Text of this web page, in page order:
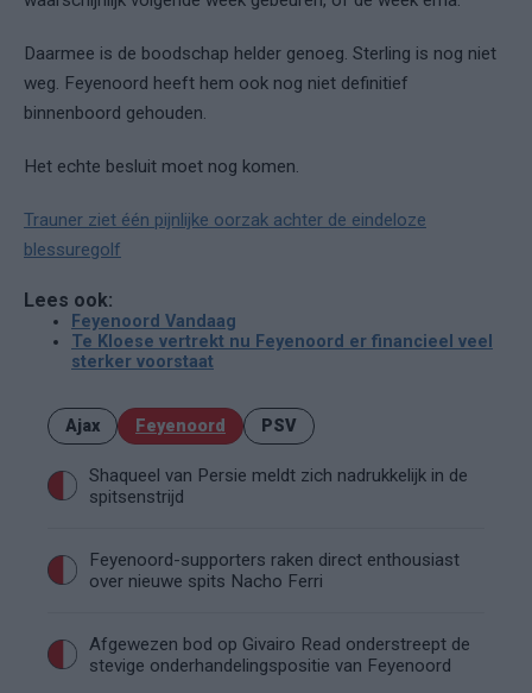
Daarmee is de boodschap helder genoeg. Sterling is nog niet
weg. Feyenoord heeft hem ook nog niet definitief
binnenboord gehouden.
Het echte besluit moet nog komen.
Trauner ziet één pijnlijke oorzak achter de eindeloze
blessuregolf
Lees ook:
Feyenoord Vandaag
Te Kloese vertrekt nu Feyenoord er financieel veel
sterker voorstaat
Ajax Feyenoord PSV
Shaqueel van Persie meldt zich nadrukkelijk in de
spitsenstrijd
Feyenoord-supporters raken direct enthousiast
over nieuwe spits Nacho Ferri
Afgewezen bod op Givairo Read onderstreept de
stevige onderhandelingspositie van Feyenoord